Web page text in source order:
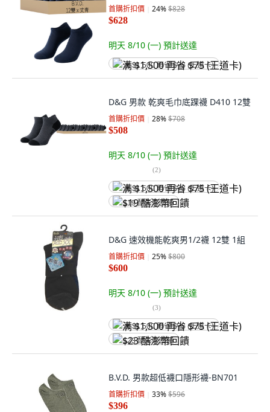
首購折扣價 24%$828
$628
明天 8/10 (一) 預計送達
满 $1,500 再省 $75 (王道卡)
D&G 男款 乾爽毛巾底踝襪 D410 12雙
首購折扣價 28%$708
$508
明天 8/10 (一) 預計送達
(2)
满 $1,500 再省 $75 (王道卡)
$19 酷澎幣回饋
D&G 速效機能乾爽男1/2襪 12雙 1組
首購折扣價 25%$800
$600
明天 8/10 (一) 預計送達
(3)
满 $1,500 再省 $75 (王道卡)
$23 酷澎幣回饋
B.V.D. 男款超低襪口隱形襪-BN701
首購折扣價 33%$596
$396